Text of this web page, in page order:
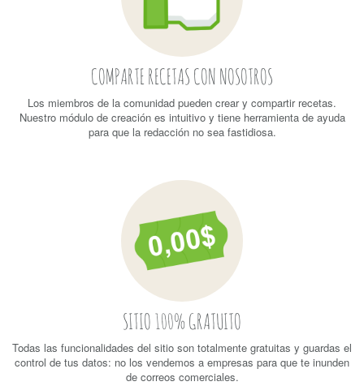
COMPARTE RECETAS CON NOSOTROS
Los miembros de la comunidad pueden crear y compartir recetas.
Nuestro módulo de creación es intuitivo y tiene herramienta de ayuda
para que la redacción no sea fastidiosa.
SITIO 100% GRATUITO
Todas las funcionalidades del sitio son totalmente gratuitas y guardas el
control de tus datos: no los vendemos a empresas para que te inunden
de correos comerciales.